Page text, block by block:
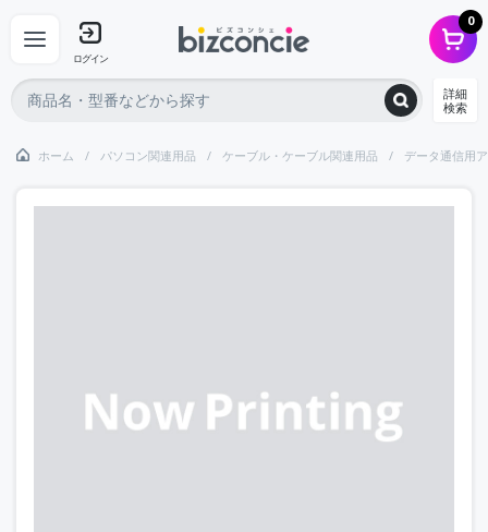
ログイン
0
詳細
検索
ホーム パソコン関連用品 ケーブル・ケーブル関連用品 データ通信用